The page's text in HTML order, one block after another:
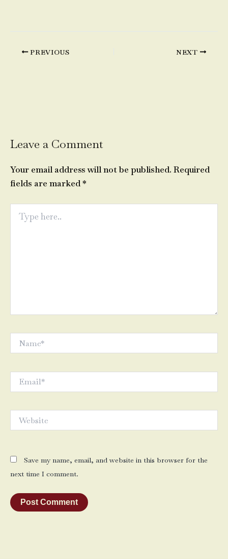
PREVIOUS NEXT
Leave a Comment
Your email address will not be published. Required
fields are marked*
here..
Save my name, email, and website in this browser for the
next time I comment.